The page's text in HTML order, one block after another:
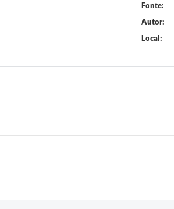
Fonte:
Autor:
Local: